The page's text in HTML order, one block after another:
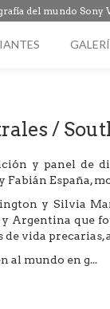
del mundo
/
y panel de
España,
y Silvia
Argentina que
vida
al mundo en g...